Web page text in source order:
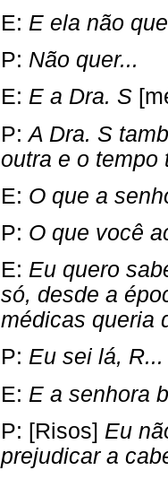
E: E ela não
P: Não quer...
E: E a Dra. S
P:A Dra. S
outra e o tempo
E: O que a
P: O que você
E: Eu quero
só, desde a
médicas queria
P: Eu sei lá, R...
E: E a senhora
P: [Risos] Eu
prejudicar a